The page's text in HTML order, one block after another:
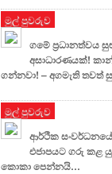
මුල් පුවරුව
ගමේ ප්‍රධානත්වය
අසාධාරණයක්!
ගන්නවා! – අගමැති තවත්
මුල් පුවරුව
ආර්ථික
එජාපයට ගරු කළ
කොකා පෙන්නයි…